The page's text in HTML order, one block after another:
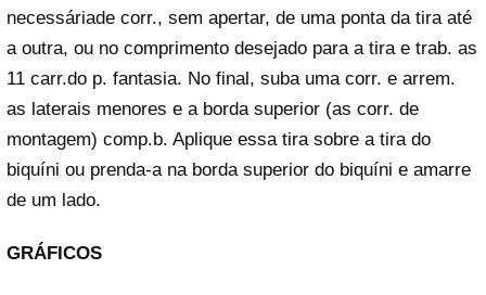
necessáriade corr., sem apertar, de uma ponta da tira até
a outra, ou no comprimento desejado para a tira e trab. as
11 carr.do p. fantasia. No final, suba uma corr. e arrem.
as laterais menores e a borda superior (as corr. de
montagem) comp.b. Aplique essa tira sobre a tira do
biquíni ou prenda-a na borda superior do biquíni e amarre
de um lado.
GRÁFICOS